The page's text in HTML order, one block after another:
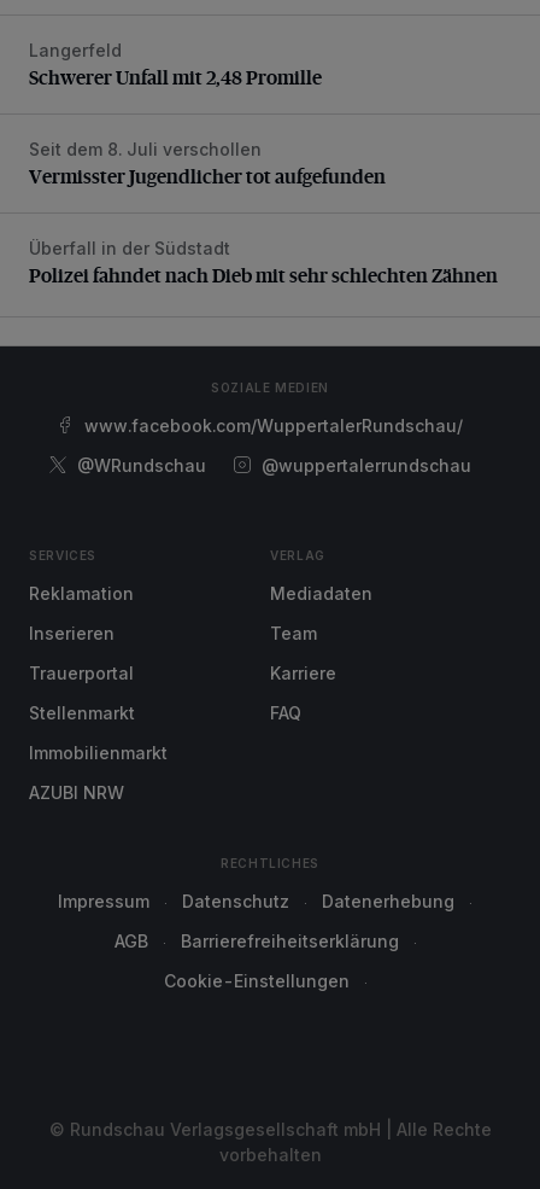
Schwerer Unfall mit 2,48 Promille
Langerfeld
Schwerer Unfall mit 2,48 Promille
Vermisster Jugendlicher tot aufgefunden
Seit dem 8. Juli verschollen
Vermisster Jugendlicher tot aufgefunden
Polizei fahndet nach Dieb mit sehr schlechten Zähnen
Überfall in der Südstadt
Polizei fahndet nach Dieb mit sehr schlechten Zähnen
SOZIALE MEDIEN
www.facebook.com/WuppertalerRundschau/
@WRundschau
@wuppertalerrundschau
SERVICES
Reklamation
Inserieren
Trauerportal
Stellenmarkt
Immobilienmarkt
AZUBI NRW
VERLAG
Mediadaten
Team
Karriere
FAQ
RECHTLICHES
Impressum Datenschutz
Datenerhebung
AGB
Barrierefreiheitserklärung
Cookie-Einstellungen
© Rundschau Verlagsgesellschaft mbH | Alle Rechte
vorbehalten